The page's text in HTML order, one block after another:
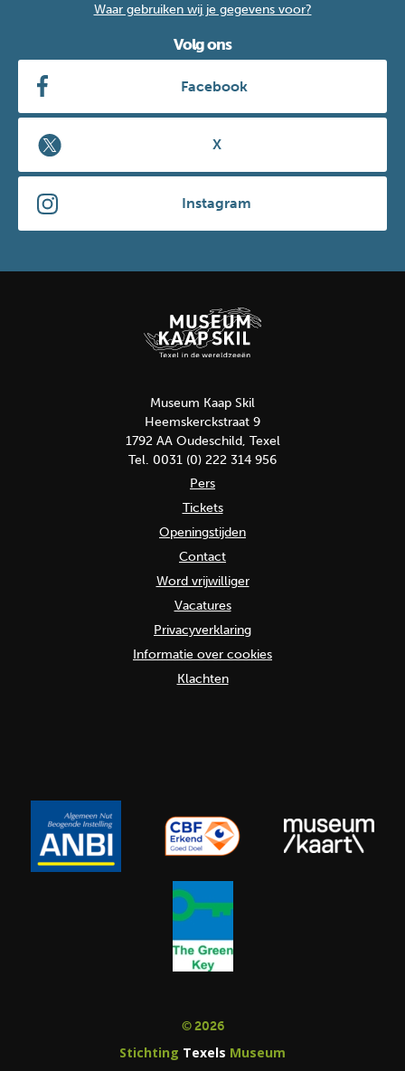
Waar gebruiken wij je gegevens voor?
Volg ons
Facebook
X
Instagram
Museum Kaap Skil
Heemskerckstraat 9
1792 AA Oudeschild, Texel
Tel. 0031 (0) 222 314 956
Pers
Tickets
Openingstijden
Contact
Word vrijwilliger
Vacatures
Privacyverklaring
Informatie over cookies
Klachten
© 2026
Stichting Texels Museum